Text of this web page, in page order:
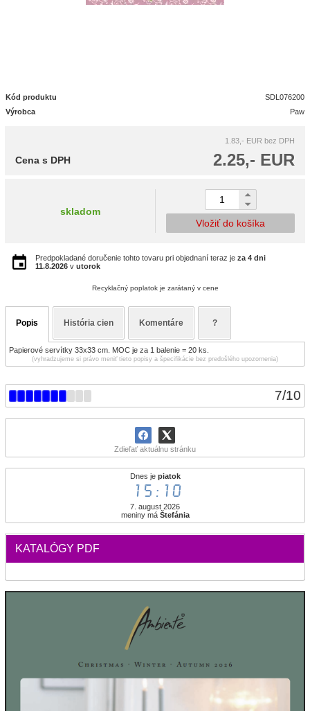
7/10
Zdieľať aktuálnu stránku
Dnes je piatok
15:10
7. august 2026
meniny má Štefánia
KATALÓGY PDF
Kód produktu
SDL076200
Výrobca
Paw
1.83,- EUR bez DPH
2.25,- EUR
Cena s DPH
skladom
Vložiť do košíka
Predpokladané doručenie tohto tovaru pri objednaní teraz je za 4 dni
11.8.2026 v utorok
Recyklačný poplatok je zarátaný v cene
Popis História cien Komentáre ?
Papierové servítky 33x33 cm. MOC je za 1 balenie = 20 ks.
(vyhradzujeme si právo meniť tieto popisy a špecifikácie bez predošlého upozornenia)